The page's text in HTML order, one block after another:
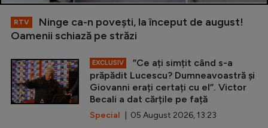
RTV
Ninge ca-n povești, la început de august!
Oamenii schiază pe străzi
EXCLUSIV
”Ce ați simțit când s-a
prăpădit Lucescu? Dumneavoastră și
Giovanni erați certați cu el”. Victor
Becali a dat cărțile pe față
Special | 05 August 2026, 13:23